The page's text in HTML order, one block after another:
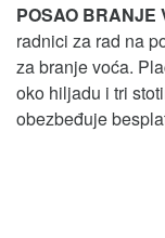
POSAO BRANJE
radnici za rad na
za branje voća.
oko hiljadu i tri
obezbeđuje